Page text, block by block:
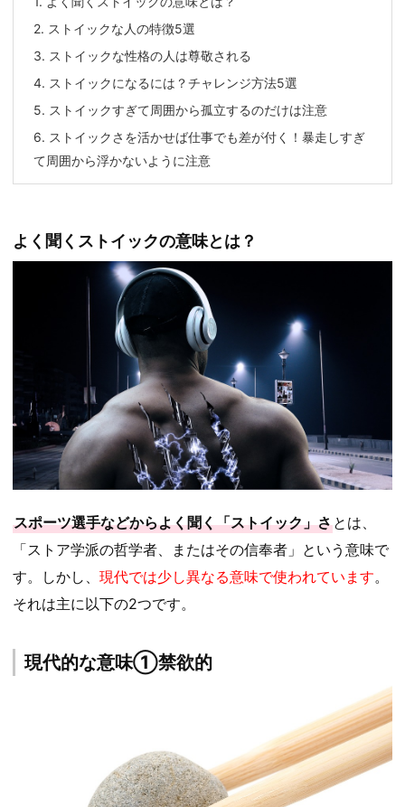
2. ストイックな人の特徴5選
3. ストイックな性格の人は尊敬される
4. ストイックになるには？チャレンジ方法5選
5. ストイックすぎて周囲から孤立するのだけは注意
6. ストイックさを活かせば仕事でも差が付く！暴走しすぎ
て周囲から浮かないように注意
よく聞くストイックの意味とは？
スポーツ選手などからよく聞く「ストイック」さとは、
「ストア学派の哲学者、またはその信奉者」という意味で
す。しかし、 現代では少し異なる意味で使われています。
それは主に以下の2つです。
現代的な意味①禁欲的